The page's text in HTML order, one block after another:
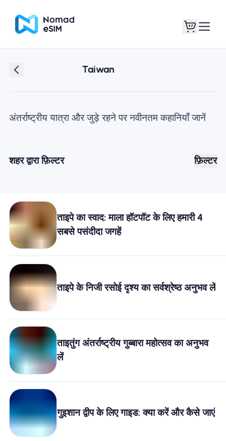
खानाबदोश eSIM क्यों
eSIM का उपयोग करना
व्यापार के लिए
Taiwan
अंतर्राष्ट्रीय यात्रा और जुड़े रहने पर नवीनतम कहानियाँ जानें
शहर द्वारा फ़िल्टर फ़िल्टर
ताइपे का स्वाद: माला हॉटपॉट के लिए हमारी 4
सबसे पसंदीदा जगहें
ताइपे के निजी रसोई दृश्य का सर्वश्रेष्ठ अनुभव लें
ताइतुंग अंतर्राष्ट्रीय गुब्बारा महोत्सव का अनुभव
लें
गुइशान द्वीप के लिए गाइड: क्या करें और कैसे जाएं